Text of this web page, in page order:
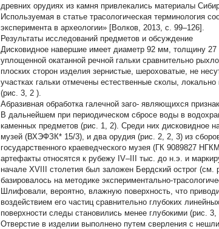
древних орудиях из камня привлекались материалы
Используемая в статье трасологическая терминология
эксперимента в археологии» [Волков, 2013, с. 99–126].
Результаты исследований предметов и обсуждение
Дисковидное навершие имеет диаметр 92 мм, толщину
уплощенной окатанной речной гальки сравнительно
плоских сторон изделия зернистые, шероховатые, не
участках гальки отмечены естественные сколы,
(рис. 3, 2 ).
Абразивная обработка галечной заго- являющихся
В дальнейшем при периодическом сбросе воды в
каменных предметов (рис. 1, 2). Среди них дисковидное
музей (ВХЭФЗК* 15/3), и два орудия (рис. 2, 2, 3) из
государственного краеведческого музея (ГК 9089827
артефакты относятся к рубежу IV–III тыс. до н.э. и
начале XVIII столетия был заложен Бердский острог
базировалось на методике экспериментально-
Шлифовали, вероятно, влажную поверхность, что
воздействием его частиц сравнительно глубоких
поверхности следы становились менее глубокими (рис.
Отверстие в изделии выполнено путем сверления с